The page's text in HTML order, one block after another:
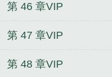
第 46 章VIP
第 47 章VIP
第 48 章VIP